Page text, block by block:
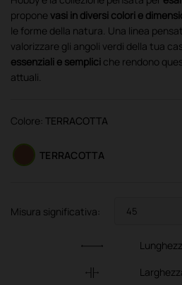
propone vasi in diversi colori e
le forme della natura. Una linea
valorizzare gli angoli verdi della tua
essenziali e semplici che rendono
attuali.
Colore: TERRACOTTA
TERRACOTTA
Misura significativa: